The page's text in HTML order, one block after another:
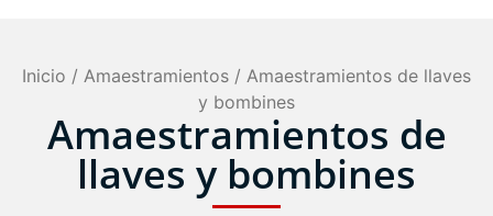
Inicio / Amaestramientos / Amaestramientos de llaves
y bombines
Amaestramientos de
llaves y bombines